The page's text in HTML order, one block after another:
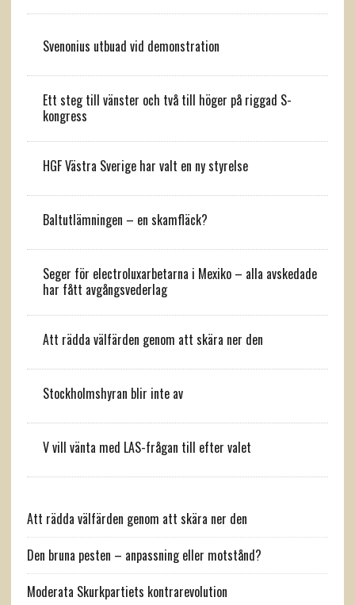
Svenonius utbuad vid demonstration
Ett steg till vänster och två till höger på riggad S-
kongress
HGF Västra Sverige har valt en ny styrelse
Baltutlämningen – en skamfläck?
Seger för electroluxarbetarna i Mexiko – alla avskedade
har fått avgångsvederlag
Att rädda välfärden genom att skära ner den
Stockholmshyran blir inte av
V vill vänta med LAS-frågan till efter valet
Att rädda välfärden genom att skära ner den
Den bruna pesten – anpassning eller motstånd?
Moderata Skurkpartiets kontrarevolution